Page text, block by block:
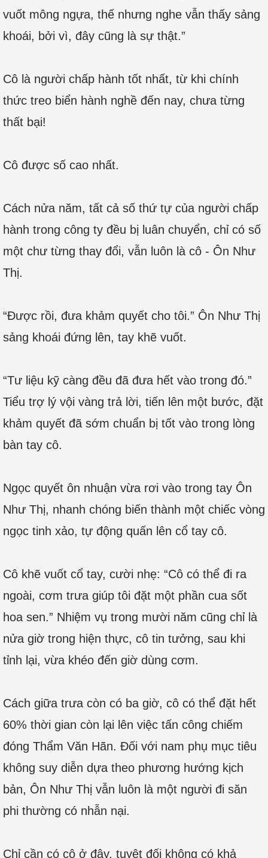
vuốt mông ngựa, thế nhưng nghe vẫn thấy sảng
khoái, bởi vì, đây cũng là sự thật.”
Cô là người chấp hành tốt nhất, từ khi chính
thức treo biển hành nghề đến nay, chưa từng
thất bại!
Cô được số cao nhất.
Cách nửa năm, tất cả số thứ tự của người chấp
hành trong công ty đều bị luân chuyển, chỉ có số
một chư từng thay đổi, vẫn luôn là cô - Ôn Như
Thị.
“Được rồi, đưa khảm quyết cho tôi.” Ôn Như Thị
sảng khoái đứng lên, tay khẽ vuốt.
“Tư liệu kỹ càng đều đã đưa hết vào trong đó.”
Tiểu trợ lý vội vàng trả lời, tiến lên một bước, đặt
khảm quyết đã sớm chuẩn bị tốt vào trong lòng
bàn tay cô.
Ngọc quyết ôn nhuận vừa rơi vào trong tay Ôn
Như Thị, nhanh chóng biến thành một chiếc vòng
ngọc tinh xảo, tự động quấn lên cổ tay cô.
Cô khẽ vuốt cổ tay, cười nhẹ: “Cô có thể đi ra
ngoài, cơm trưa giúp tôi đặt một phần cua sốt
hoa sen.” Nhiệm vụ trong mười năm cũng chỉ là
nửa giờ trong hiện thực, cô tin tưởng, sau khi
tỉnh lại, vừa khéo đến giờ dùng cơm.
Cách giữa trưa còn có ba giờ, cô có thể đặt hết
60% thời gian còn lại lên việc tấn công chiếm
đóng Thẩm Văn Hãn. Đối với nam phụ mục tiêu
không suy diễn dựa theo phương hướng kịch
bản, Ôn Như Thị vẫn luôn là một người đi săn
phi thường có nhẫn nại.
Chỉ cần có cô ở đây, tuyệt đối không có khả